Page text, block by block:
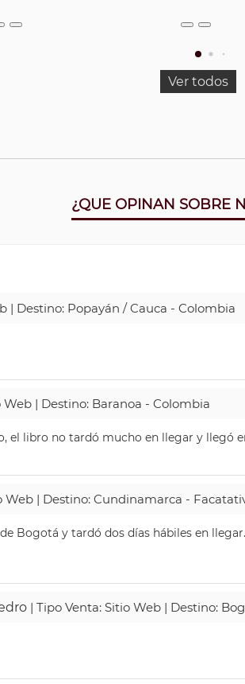
Ver todos
¿QUE OPINAN SOBRE
| Destino: Popayán / Cauca - Colombia
Web | Destino: Baranoa - Colombia
el libro no tardó mucho en llegar y llegó
Web | Destino: Cundinamarca -
Bogotá y tardó dos días hábiles en
| Tipo Venta: Sitio Web | Destino: